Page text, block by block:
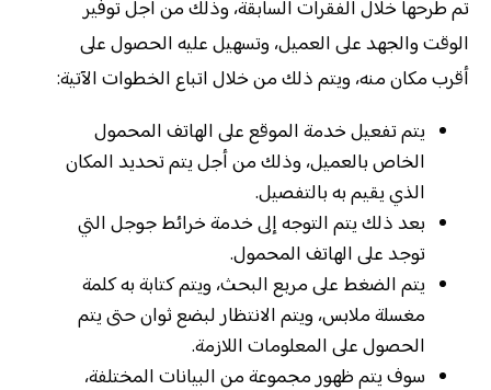
تم طرحها خلال الفقرات السابقة، وذلك من أجل توفير
الوقت والجهد على العميل، وتسهيل عليه الحصول على
أقرب مكان منه، ويتم ذلك من خلال اتباع الخطوات الآتية:
يتم تفعيل خدمة الموقع على الهاتف المحمول
الخاص بالعميل، وذلك من أجل يتم تحديد المكان
الذي يقيم به بالتفصيل.
بعد ذلك يتم التوجه إلى خدمة خرائط جوجل التي
توجد على الهاتف المحمول.
يتم الضغط على مربع البحث، ويتم كتابة به كلمة
مغسلة ملابس، ويتم الانتظار لبضع ثوان حتى يتم
الحصول على المعلومات اللازمة.
سوف يتم ظهور مجموعة من البيانات المختلفة،